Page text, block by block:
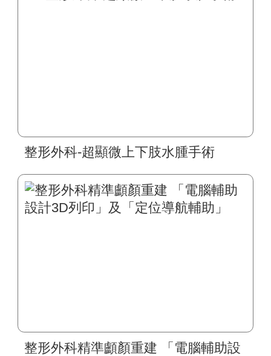
整形外科-超顯微上下肢水腫手術
整形外科精準顱顏重建 「電腦輔助設